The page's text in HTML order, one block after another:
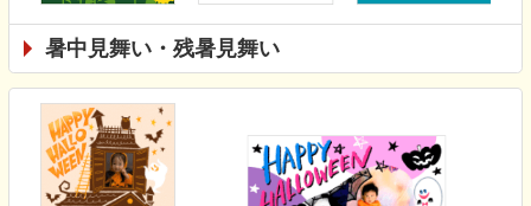
暑中見舞い・残暑見舞い